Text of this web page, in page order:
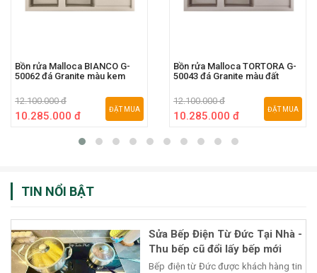
Bồn rửa Malloca BIANCO G-
50062 đá Granite màu kem
12.100.000 đ
10.285.000 đ
ĐẶT MUA
Bồn rửa Malloca TORTORA G-
50043 đá Granite màu đất
12.100.000 đ
10.285.000 đ
ĐẶT MUA
TIN NỔI BẬT
Sửa Bếp Điện Từ Đức Tại Nhà -
Thu bếp cũ đổi lấy bếp mới
Bếp điện từ Đức được khách hàng tin